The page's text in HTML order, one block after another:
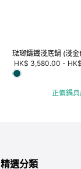
琺瑯鑄鐵淺底鍋 (淺金
HK$ 3,580.00 -
正價鍋
精選分類